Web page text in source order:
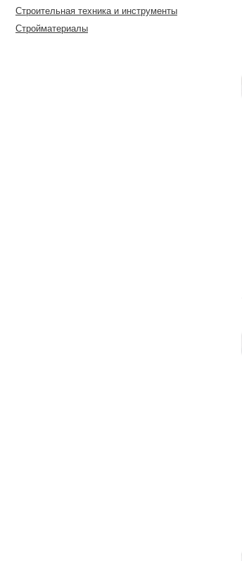
Строительная техника и инструменты
Стройматериалы